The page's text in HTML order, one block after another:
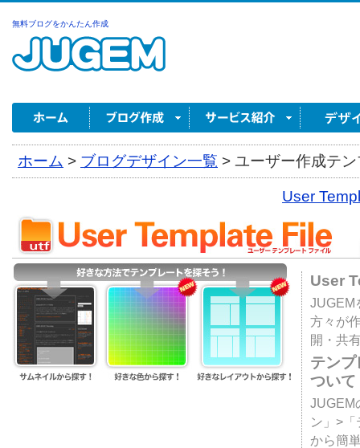
無料ブログをかんたん作成
ホーム > ブログデザイン一覧 > ユーザー作成テ
User
User
JUGEM
方々が
開・共
テン
ついて
JUGEM
ン」>
から簡